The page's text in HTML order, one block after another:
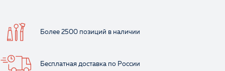
Более 2500 позиций в наличии
Бесплатная доставка по России